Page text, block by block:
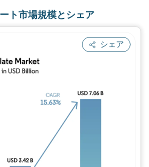
ト市場規模とシェア
シェア
画像 © Mordor Intelligence。再利用には